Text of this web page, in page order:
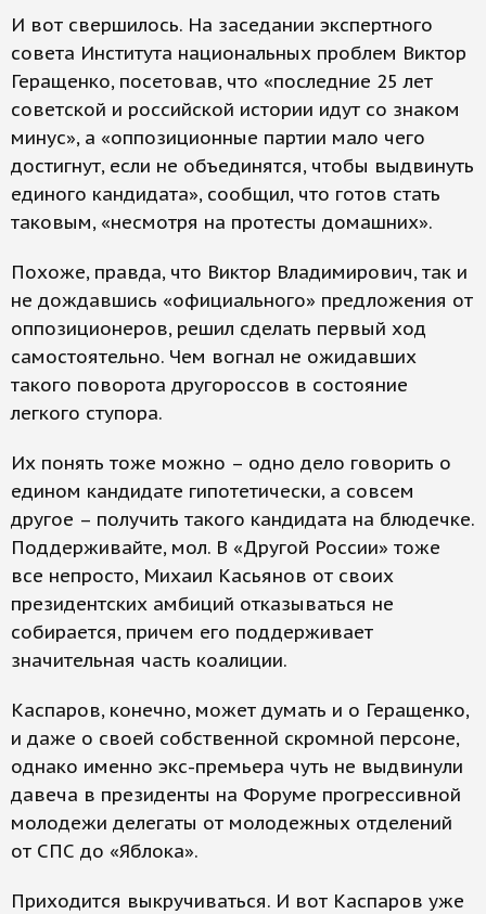
И вот свершилось. На заседании экспертного
совета Института национальных проблем Виктор
Геращенко, посетовав, что «последние 25 лет
советской и российской истории идут со знаком
минус», а «оппозиционные партии мало чего
достигнут, если не объединятся, чтобы выдвинуть
единого кандидата», сообщил, что готов стать
таковым, «несмотря на протесты домашних».
Похоже, правда, что Виктор Владимирович, так и
не дождавшись «официального» предложения от
оппозиционеров, решил сделать первый ход
самостоятельно. Чем вогнал не ожидавших
такого поворота другороссов в состояние
легкого ступора.
Их понять тоже можно – одно дело говорить о
едином кандидате гипотетически, а совсем
другое – получить такого кандидата на блюдечке.
Поддерживайте, мол. В «Другой России» тоже
все непросто, Михаил Касьянов от своих
президентских амбиций отказываться не
собирается, причем его поддерживает
значительная часть коалиции.
Каспаров, конечно, может думать и о Геращенко,
и даже о своей собственной скромной персоне,
однако именно экс-премьера чуть не выдвинули
давеча в президенты на Форуме прогрессивной
молодежи делегаты от молодежных отделений
от СПС до «Яблока».
Приходится выкручиваться. И вот Каспаров уже